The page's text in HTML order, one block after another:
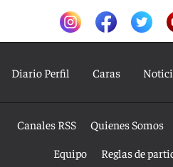
Diario Perfil Caras
Canales RSS Quienes Somos
Equipo
Reglas de